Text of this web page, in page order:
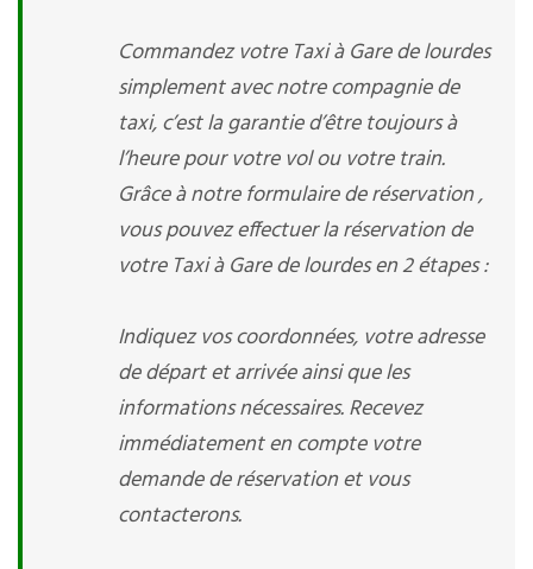
Commandez votre Taxi à Gare de lourdes
simplement avec notre compagnie de
taxi, c’est la garantie d’être toujours à
l’heure pour votre vol ou votre train.
Grâce à notre formulaire de réservation ,
vous pouvez effectuer la réservation de
votre Taxi à Gare de lourdes en 2 étapes :
Indiquez vos coordonnées, votre adresse
de départ et arrivée ainsi que les
informations nécessaires. Recevez
immédiatement en compte votre
demande de réservation et vous
contacterons.